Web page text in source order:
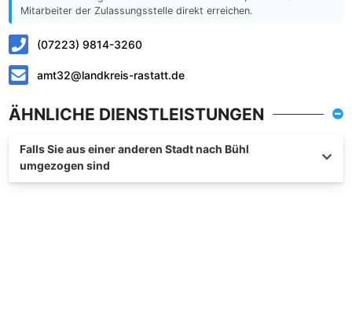
Mitarbeiter der Zulassungsstelle direkt erreichen.
(07223) 9814-3260
amt32@landkreis-rastatt.de
ÄHNLICHE DIENSTLEISTUNGEN
Falls Sie aus einer anderen Stadt nach Bühl
umgezogen sind